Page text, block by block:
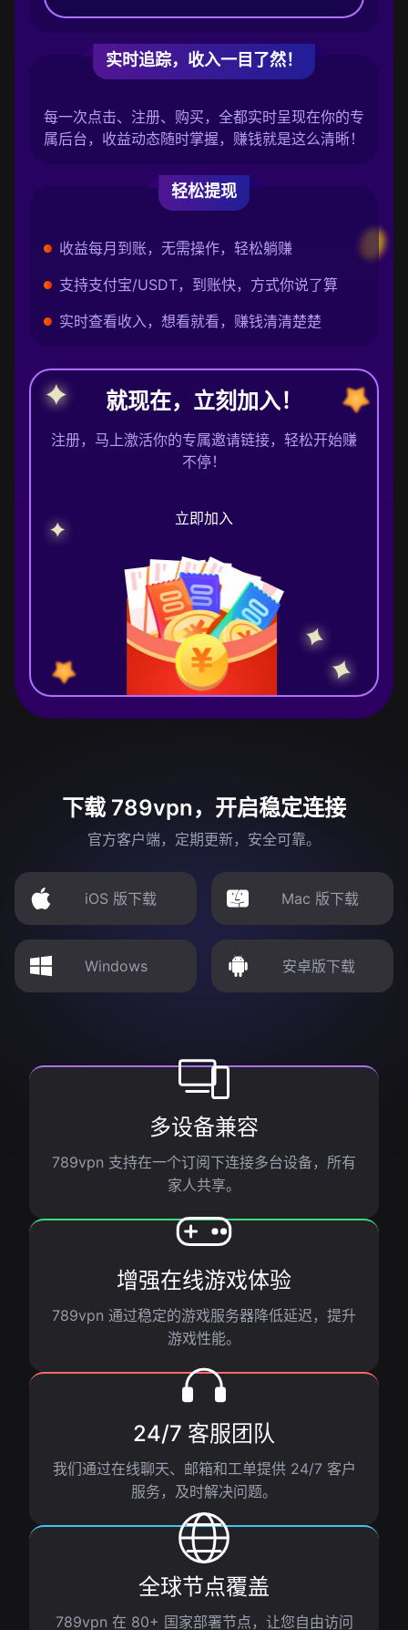
实时追踪，收入一目了然！
每一次点击、注册、购买，全都实时呈现在你的专
属后台，收益动态随时掌握，赚钱就是这么清晰！
轻松提现
收益每月到账，无需操作，轻松躺赚
支持支付宝/USDT，到账快，方式你说了算
实时查看收入，想看就看，赚钱清清楚楚
就现在，立刻加入！
注册，马上激活你的专属邀请链接，轻松开始赚
不停！
立即加入
下载 789vpn，开启稳定连接
官方客户端，定期更新，安全可靠。
iOS 版下载 Mac 版下载
Windows 安卓版下载
多设备兼容
789vpn 支持在一个订阅下连接多台设备，所有
家人共享。
增强在线游戏体验
789vpn 通过稳定的游戏服务器降低延迟，提升
游戏性能。
24/7 客服团队
我们通过在线聊天、邮箱和工单提供 24/7 客户
服务，及时解决问题。
全球节点覆盖
789vpn 在 80+ 国家部署节点，让您自由访问